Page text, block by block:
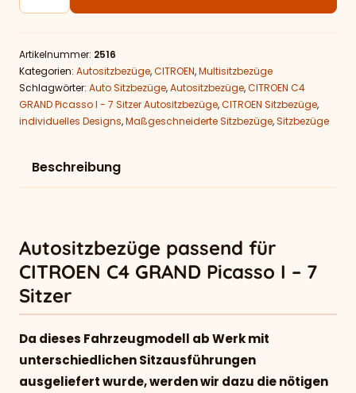
Artikelnummer: 2516
Kategorien: Autositzbezüge,CITROEN,Multisitzbezüge
Schlagwörter: Auto Sitzbezüge,Autositzbezüge,CITROEN C4
GRAND Picasso I - 7 Sitzer Autositzbezüge,CITROEN Sitzbezüge,
individuelles Designs,Maßgeschneiderte Sitzbezüge,Sitzbezüge
Beschreibung
Autositzbezüge passend für
CITROEN C4 GRAND Picasso I – 7
Sitzer
Da dieses Fahrzeugmodell ab Werk mit
unterschiedlichen Sitzausführungen
ausgeliefert wurde, werden wir dazu die nötigen